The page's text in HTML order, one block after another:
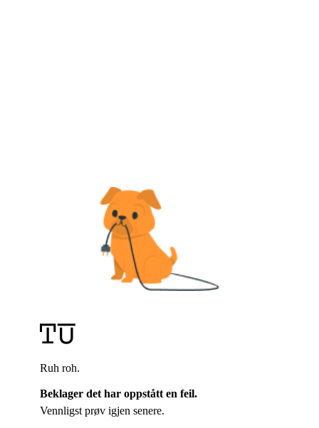
Ruh roh.
Beklager det har oppstått en feil.
Vennligst prøv igjen senere.